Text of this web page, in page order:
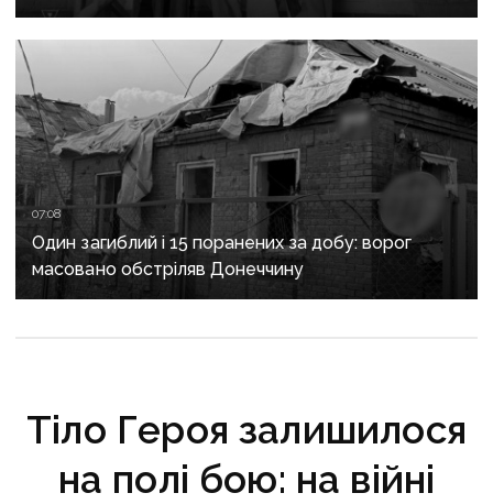
надзвичайних ситуацій у Краматорську
та Слов’янську
07:08
Один загиблий і 15 поранених за добу: ворог
масовано обстріляв Донеччину
Тіло Героя залишилося
на полі бою: на війні